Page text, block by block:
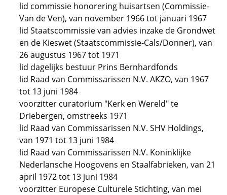
lid commissie honorering huisartsen (Commissie-
Van de Ven), van november 1966 tot januari 1967
lid Staatscommissie van advies inzake de Grondwet
en de Kieswet (Staatscommissie-Cals/Donner), van
26 augustus 1967 tot 1971
lid dagelijks bestuur Prins Bernhardfonds
lid Raad van Commissarissen N.V. AKZO, van 1967
tot 13 juni 1984
voorzitter curatorium "Kerk en Wereld" te
Driebergen, omstreeks 1971
lid Raad van Commissarissen N.V. SHV Holdings,
van 1971 tot 13 juni 1984
lid Raad van Commissarissen N.V. Koninklijke
Nederlansche Hoogovens en Staalfabrieken, van 21
april 1972 tot 13 juni 1984
voorzitter Europese Culturele Stichting, van mei